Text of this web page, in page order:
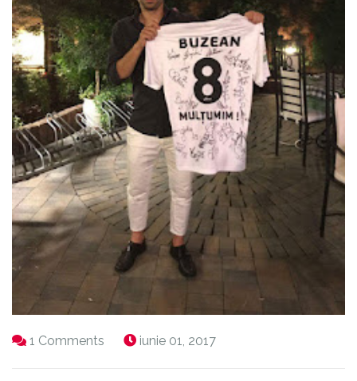
1 Comments iunie 01, 2017